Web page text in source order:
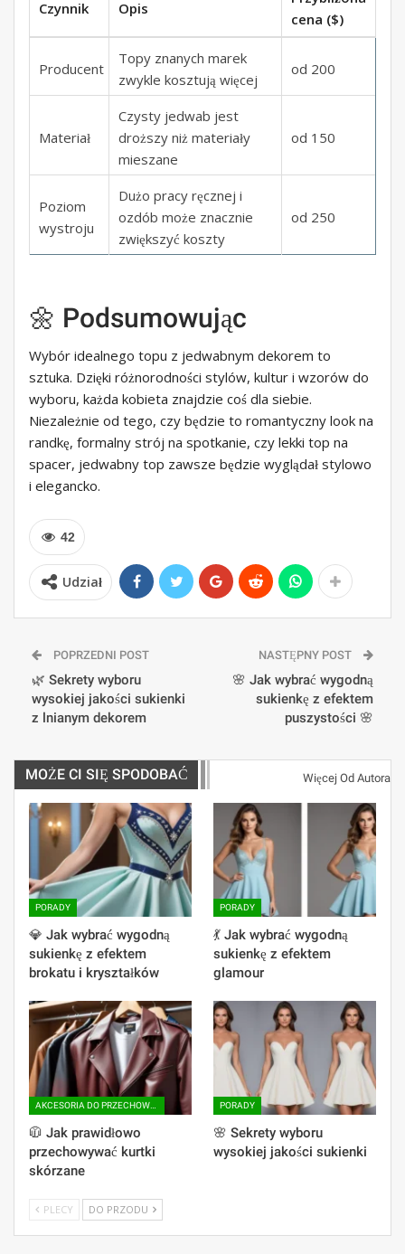
Czynnik Opis
cena ($)
Producent
Topy znanych marek
zwykle kosztują więcej
od 200
Materiał
Czysty jedwab jest
droższy niż materiały
mieszane
od 150
Poziom
wystroju
Dużo pracy ręcznej i
ozdób może znacznie
zwiększyć koszty
od 250
🌼 Podsumowując
Wybór idealnego topu z jedwabnym dekorem to
sztuka. Dzięki różnorodności stylów, kultur i wzorów do
wyboru, każda kobieta znajdzie coś dla siebie.
Niezależnie od tego, czy będzie to romantyczny look na
randkę, formalny strój na spotkanie, czy lekki top na
spacer, jedwabny top zawsze będzie wyglądał stylowo
i elegancko.
42
Udział
POPRZEDNI POST
🌿 Sekrety wyboru
wysokiej jakości sukienki
z lnianym dekorem
NASTĘPNY POST
🌸 Jak wybrać wygodną
sukienkę z efektem
puszystości 🌸
MOŻE CI SIĘ SPODOBAĆ Więcej Od Autora
PORADY
💎 Jak wybrać wygodną
sukienkę z efektem
brokatu i kryształków
PORADY
💃 Jak wybrać wygodną
sukienkę z efektem
glamour
🧥 Jak prawidłowo
przechowywać kurtki
skórzane
PORADY
🌸 Sekrety wyboru
wysokiej jakości sukienki
PLECY DO PRZODU